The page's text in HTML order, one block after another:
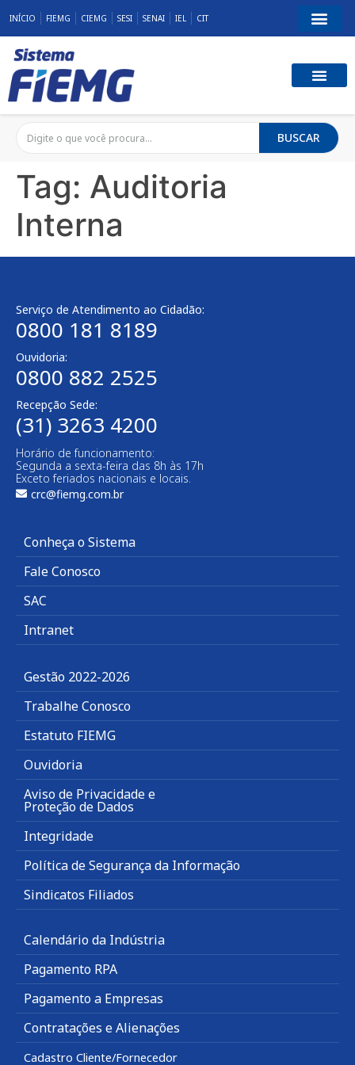
INÍCIO FIEMG CIEMG SESI SENAI IEL CIT
BUSCAR
Tag: Auditoria
Interna
Serviço de Atendimento ao Cidadão:
0800 181 8189
Ouvidoria:
0800 882 2525​
Recepção Sede:
(31) 3263 4200
Horário de funcionamento:
Segunda a sexta-feira das 8h às 17h
Exceto feriados nacionais e locais.
crc@fiemg.com.br
Conheça o Sistema
Fale Conosco
SAC
Intranet
Gestão 2022-2026
Trabalhe Conosco
Estatuto FIEMG
Ouvidoria
Aviso de Privacidade e
Proteção de Dados
Integridade
Política de Segurança da Informação
Sindicatos Filiados
Calendário da Indústria
Pagamento RPA
Pagamento a Empresas
Contratações e Alienações
Cadastro Cliente/Fornecedor